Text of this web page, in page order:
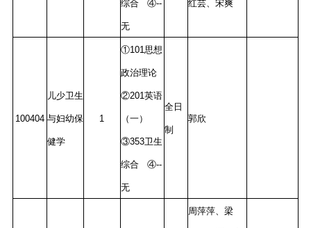
综合 ④--
无
红芸、宋爽
100404
儿少卫生
与妇幼保
健学
1
①101思想
政治理论
②201英语
（一）
③353卫生
综合 ④--
无
全日
制
郭欣
周萍萍、梁